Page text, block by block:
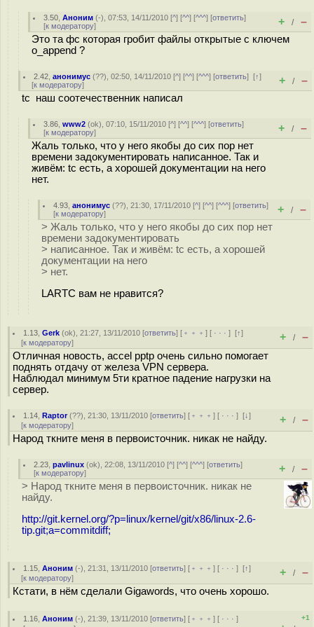
3.50 ,Аноним (-), 07:53, 14/11/2010 [^] [^^] [^^^] [ответить]
[к модератору] + / –
Это та фс которая гробит файлы открытые с ключем
o_append ?
2.42 ,анонимус (??), 02:50, 14/11/2010 [^] [^^] [^^^] [ответить][↑]
[к модератору] + / –
tc наш соотечественник написал
3.86 ,www2 (ok), 07:10, 15/11/2010 [^] [^^] [^^^] [ответить]
[к модератору] + / –
Жаль только, что у него якобы до сих пор нет
времени задокументировать написанное. Так и
живём: tc есть, а хорошей документации на него
нет.
4.93 ,анонимус (??), 21:30, 17/11/2010 [^] [^^] [^^^] [ответить]
[к модератору] + / –
> Жаль только, что у него якобы до сих пор нет
времени задокументировать
> написанное. Так и живём: tc есть, а хорошей
документации на него
> нет.
LARTC вам не нравится?
1.13 ,Gerk (ok), 21:27, 13/11/2010 [ответить] [ ﹢﹢﹢] [ · · ·][↑]
[к модератору] + / –
Отличная новость, accel pptp очень сильно помогает
поднять отдачу от железа VPN сервера.
Наблюдал минимум 5ти кратное падение нагрузки на
сервер.
1.14 ,Raptor(??), 21:30, 13/11/2010 [ответить] [ ﹢﹢﹢] [ · · ·][↓]
[к модератору] + / –
Народ ткните меня в первоисточник. никак не найду.
2.23 ,pavlinux (ok), 22:08, 13/11/2010 [^] [^^] [^^^] [ответить]
[к модератору] + / –
> Народ ткните меня в первоисточник. никак не
найду.
http://git.kernel.org/?p=linux/kernel/git/x86/linux-2.6-
tip.git;a=commitdiff;
1.15 ,Аноним (-), 21:31, 13/11/2010 [ответить] [ ﹢﹢﹢] [ · · ·][↑]
[к модератору] + / –
Кстати, в нём сделали Gigawords, что очень хорошо.
1.16 ,Аноним (-), 21:39, 13/11/2010 [ответить] [ ﹢﹢﹢] [ · · ·]
+1